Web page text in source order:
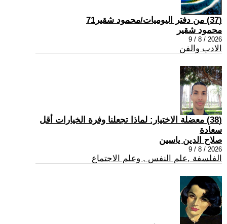
(37) من دفتر اليوميات/محمود شقير71
محمود شقير
2026 / 8 / 9
الادب والفن
(38) معضلة الاختيار: لماذا تجعلنا وفرة الخيارات أقل
سعادة
صلاح الدين ياسين
2026 / 8 / 9
الفلسفة ,علم النفس , وعلم الاجتماع